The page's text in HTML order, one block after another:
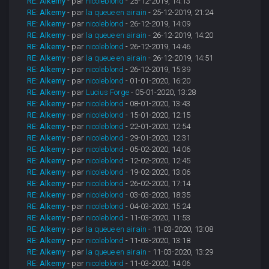
RE: Alkemy - par la queue en airain - 25-12-2019, 21:24
RE: Alkemy - par nicoleblond - 26-12-2019, 14:09
RE: Alkemy - par la queue en airain - 26-12-2019, 14:20
RE: Alkemy - par nicoleblond - 26-12-2019, 14:46
RE: Alkemy - par la queue en airain - 26-12-2019, 14:51
RE: Alkemy - par nicoleblond - 26-12-2019, 15:39
RE: Alkemy - par nicoleblond - 01-01-2020, 16:20
RE: Alkemy - par Lucius Forge - 05-01-2020, 13:28
RE: Alkemy - par nicoleblond - 08-01-2020, 13:43
RE: Alkemy - par nicoleblond - 15-01-2020, 12:15
RE: Alkemy - par nicoleblond - 22-01-2020, 12:54
RE: Alkemy - par nicoleblond - 29-01-2020, 12:31
RE: Alkemy - par nicoleblond - 05-02-2020, 14:06
RE: Alkemy - par nicoleblond - 12-02-2020, 12:45
RE: Alkemy - par nicoleblond - 19-02-2020, 13:06
RE: Alkemy - par nicoleblond - 26-02-2020, 17:14
RE: Alkemy - par nicoleblond - 03-03-2020, 18:35
RE: Alkemy - par nicoleblond - 04-03-2020, 15:24
RE: Alkemy - par nicoleblond - 11-03-2020, 11:53
RE: Alkemy - par la queue en airain - 11-03-2020, 13:08
RE: Alkemy - par nicoleblond - 11-03-2020, 13:18
RE: Alkemy - par la queue en airain - 11-03-2020, 13:29
RE: Alkemy - par nicoleblond - 11-03-2020, 14:06